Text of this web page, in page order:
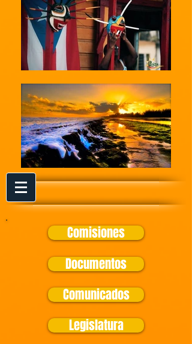
Comisiones
Documentos
Comunicados
Legislatura